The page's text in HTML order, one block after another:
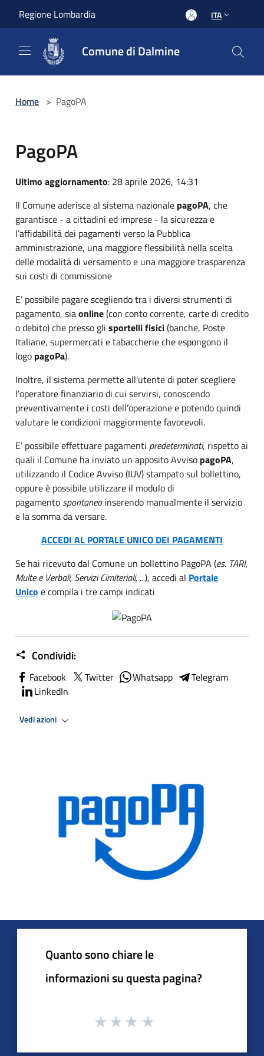
Regione Lombardia ITA
Comune di Dalmine
Home > PagoPA
PagoPA
Ultimo aggiornamento: 28 aprile 2026, 14:31
Il Comune aderisce al sistema nazionale pagoPA, che
garantisce - a cittadini ed imprese - la sicurezza e
l’affidabilità dei pagamenti verso la Pubblica
amministrazione, una maggiore flessibilità nella scelta
delle modalità di versamento e una maggiore trasparenza
sui costi di commissione
E’ possibile pagare scegliendo tra i diversi strumenti di
pagamento, siaonline(con conto corrente, carte di credito
o debito) che presso gli sportelli fisici(banche, Poste
Italiane, supermercati e tabaccherie che espongono il
logo pagoPa).
Inoltre, il sistema permette all'utente di poter scegliere
l’operatore finanziario di cui servirsi, conoscendo
preventivamente i costi dell’operazione e potendo quindi
valutare le condizioni maggiormente favorevoli.
E’ possibile effettuare pagamenti predeterminati, rispetto ai
quali il Comune ha inviato un apposito Avviso pagoPA,
utilizzando il Codice Avviso (IUV) stampato sul bollettino,
oppure è possibile utilizzare il modulo di
pagamento spontaneoinserendo manualmente il servizio
e la somma da versare.
ACCEDI AL PORTALE UNICO DEI PAGAMENTI
Se hai ricevuto dal Comune un bollettino PagoPA (es. TARI,
Multe e Verbali, Servizi Cimiteriali, ...), accedi al Portale
Unico e compila i tre campi indicati
Condividi:
Facebook Twitter Whatsapp
Telegram
LinkedIn
Vedi azioni
Quanto sono chiare le
informazioni su questa pagina?